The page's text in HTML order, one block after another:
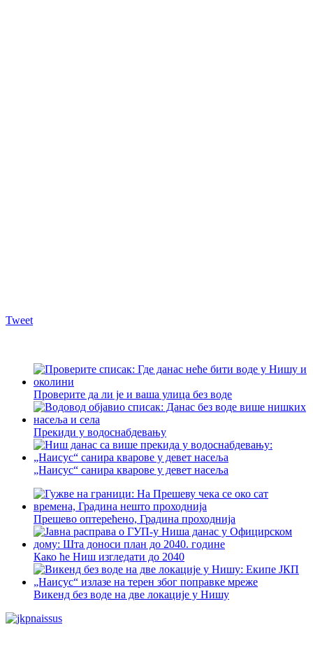
Tweet
Проверите да ли је и ваша улица без воде
Прекиди у водоснабдевању
„Наисус“ санира кварове у девет насеља
Прешево оптерећено, Градина проходнија
Како ће Ниш изгледати до 2040
Викенд без воде на две локације у Нишу